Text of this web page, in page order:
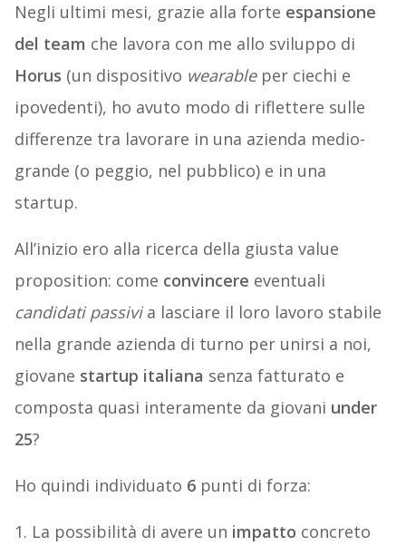
Negli ultimi mesi, grazie alla forte espansione
del team che lavora con me allo sviluppo di
Horus (un dispositivo wearable per ciechi e
ipovedenti), ho avuto modo di riflettere sulle
differenze tra lavorare in una azienda medio-
grande (o peggio, nel pubblico) e in una
startup.
All’inizio ero alla ricerca della giusta value
proposition: come convincere eventuali
candidati passivia lasciare il loro lavoro stabile
nella grande azienda di turno per unirsi a noi,
giovane startup italiana senza fatturato e
composta quasi interamente da giovani under
25?
Ho quindi individuato 6punti di forza:
1. La possibilità di avere un impatto concreto